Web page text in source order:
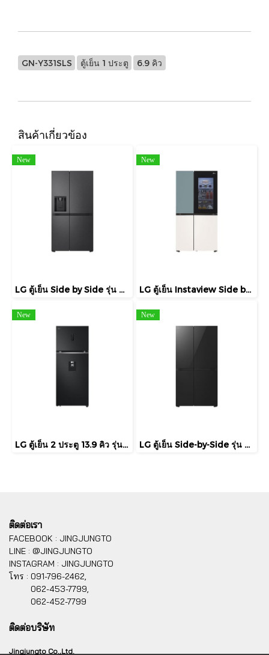
GN-Y331SLS ตู้เย็น 1 ประตู 6.9 คิว
สินค้าเกี่ยวข้อง
New
LG ตู้เย็น Side by Side รุ่น GC-L257KQKW 22.4 คิว
New
LG ตู้เย็น Instaview Side by Side รุ่น GC-Q257CMFW ขนาด 23.1 คิว
New
LG ตู้เย็น 2 ประตู 13.9 คิว รุ่น GN-F392PQAK Smart Inverter Compressor
New
LG ตู้เย็น Side-by-Side รุ่น GC-B257KGHW ขนาด 23.1 คิว ระบบ Smart Inverter Compressor
ติดต่อเรา
FACEBOOK : JINGJUNGTO
LINE : @JINGJUNGTO
INSTAGRAM : JINGJUNGTO
โทร : 091-796-2462,
062-453-7799,
062-452-7799
ติดต่อบริษัท
Jingjungto Co.,Ltd.